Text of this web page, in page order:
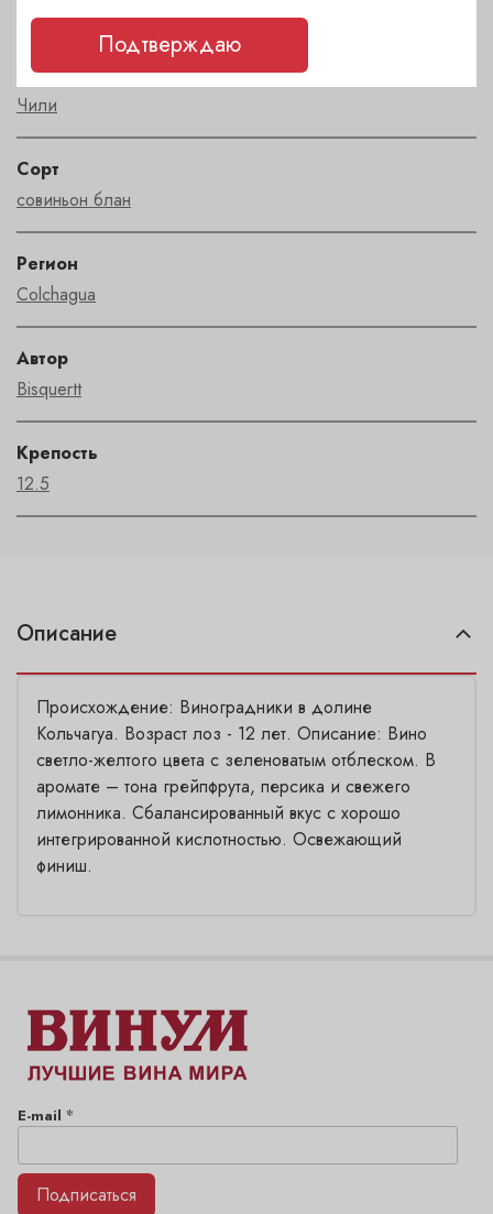
Страна
Чили
Сорт
совиньон блан
Регион
Colchagua
Автор
Bisquertt
Крепость
12.5
Описание
Происхождение: Виноградники в долине
Кольчагуа. Возраст лоз - 12 лет. Описание: Вино
светло-желтого цвета с зеленоватым отблеском. В
аромате – тона грейпфрута, персика и свежего
лимонника. Сбалансированный вкус с хорошо
интегрированной кислотностью. Освежающий
финиш.
E-mail *
Подписаться
Подтверждаю